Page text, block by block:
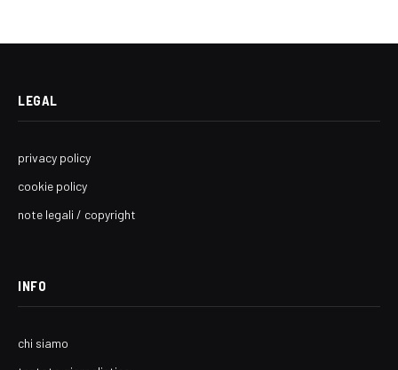
LEGAL
privacy policy
cookie policy
note legali / copyright
INFO
chi siamo